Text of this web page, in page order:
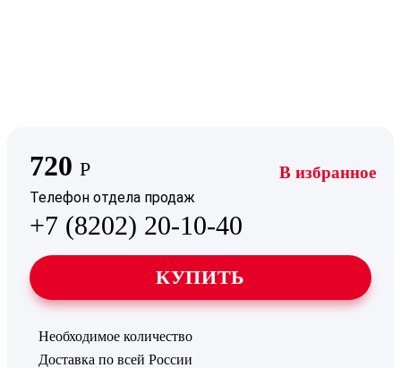
В избранное
720 Р
Телефон отдела продаж
+7 (8202) 20-10-40
КУПИТЬ
Необходимое количество
Доставка по всей России